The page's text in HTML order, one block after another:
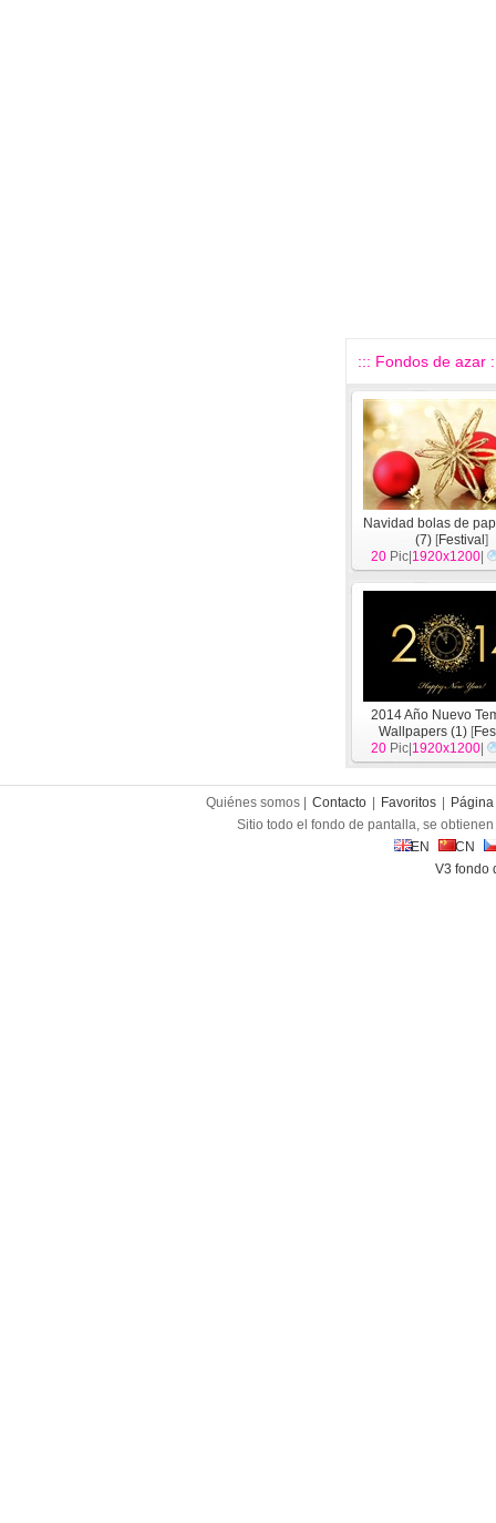
::: Fondos de azar
Navidad bolas de
(7) [Festival ]
20 Pic| 1920x1200
2014 Año Nuevo
Wallpapers (1) [
20 Pic| 1920x1200
Quiénes somos | Contacto Favoritos
Sitio todo el fondo de pantalla, se
EN
CN
V3 fondo